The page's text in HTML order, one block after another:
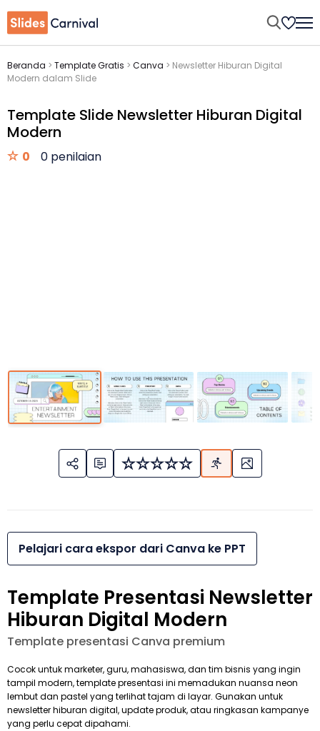
Beranda > Template Gratis > Canva > Newsletter Hiburan Digital
Modern dalam Slide
Template Slide Newsletter Hiburan Digital
Modern
0 0 penilaian
Pelajari cara ekspor dari Canva ke PPT
Template Presentasi Newsletter
Hiburan Digital Modern
Template presentasi Canva premium
Cocok untuk marketer, guru, mahasiswa, dan tim bisnis yang ingin
tampil modern, template presentasi ini memadukan nuansa neon
lembut dan pastel yang terlihat tajam di layar. Gunakan untuk
newsletter hiburan digital, update produk, atau ringkasan kampanye
yang perlu cepat dipahami.